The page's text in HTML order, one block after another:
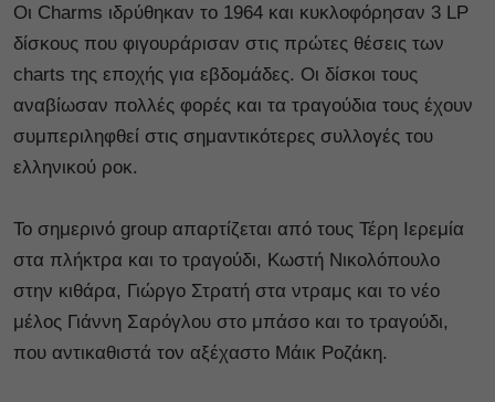
Οι Charms ιδρύθηκαν το 1964 και κυκλοφόρησαν 3 LP
δίσκους που φιγουράρισαν στις πρώτες θέσεις των
charts της εποχής για εβδομάδες. Oι δίσκοι τους
αναβίωσαν πολλές φορές και τα τραγούδια τους έχουν
συμπεριληφθεί στις σημαντικότερες συλλογές του
ελληνικού ροκ.
Το σημερινό group απαρτίζεται από τους Τέρη Ιερεμία
στα πλήκτρα και το τραγούδι, Κωστή Νικολόπουλο
στην κιθάρα, Γιώργο Στρατή στα ντραμς και το νέο
μέλος Γιάννη Σαρόγλου στο μπάσο και το τραγούδι,
που αντικαθιστά τον αξέχαστο Μάικ Ροζάκη.